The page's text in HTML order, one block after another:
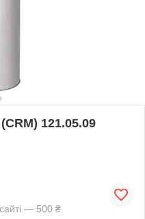
121.05.09
— 500 ₴